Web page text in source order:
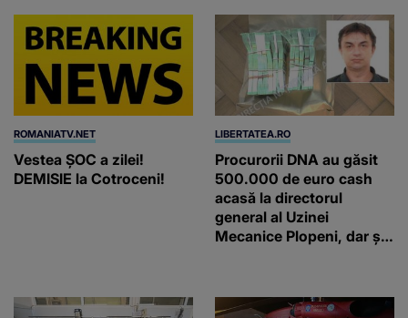
ROMANIATV.NET
Vestea ȘOC a zilei!
DEMISIE la Cotroceni!
LIBERTATEA.RO
Procurorii DNA au găsit
500.000 de euro cash
acasă la directorul
general al Uzinei
Mecanice Plopeni, dar și